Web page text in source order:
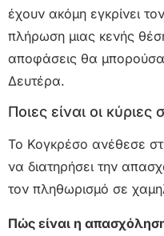
έχουν ακόμη εγκρίνει
πλήρωση μιας κενής
αποφάσεις θα
Δευτέρα.
Ποιες είναι οι κύριες
Το Κογκρέσο ανέθεσε
να διατηρήσει την
τον πληθωρισμό σε
Πώς είναι η